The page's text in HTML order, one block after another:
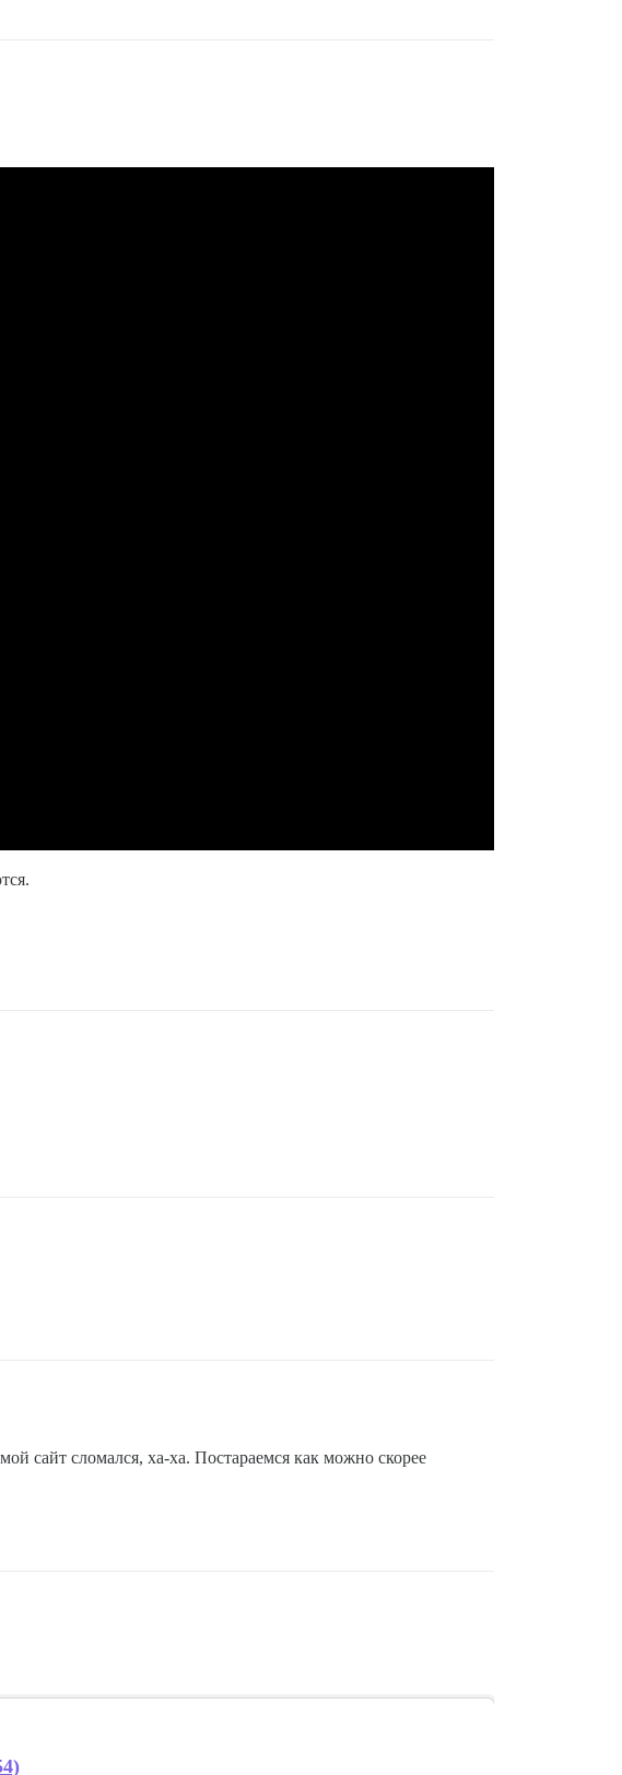
сайт сломался, ха-ха. Постараемся как можно скорее